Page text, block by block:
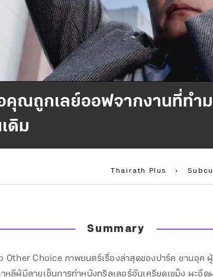
ณถูกเลย์ออฟจากงานที่ทำม
ดิม
Thairath Plus ›
Summary
Other Choice ภาพยนตร์เรื่องล่าสุดของปาร์ค ชานอุค